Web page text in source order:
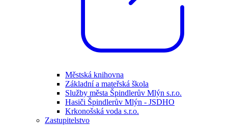
Městská knihovna
Základní a mateřská škola
Služby města Špindlerův Mlýn s.r.o.
Hasiči Špindlerův Mlýn - JSDHO
Krkonošská voda s.r.o.
Zastupitelstvo